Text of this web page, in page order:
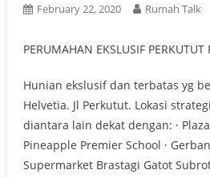
February 22, 2020 Rumah Talk
PERUMAHAN EKSLUSIF
Hunian ekslusif dan terbatas yg
Helvetia. Jl Perkutut. Lokasi
diantara lain dekat dengan: ·
Pineapple Premier School ·
Supermarket Brastagi Gatot